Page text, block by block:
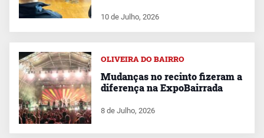
10 de Julho, 2026
OLIVEIRA DO BAIRRO
Mudanças no recinto fizeram a
diferença na ExpoBairrada
8 de Julho, 2026